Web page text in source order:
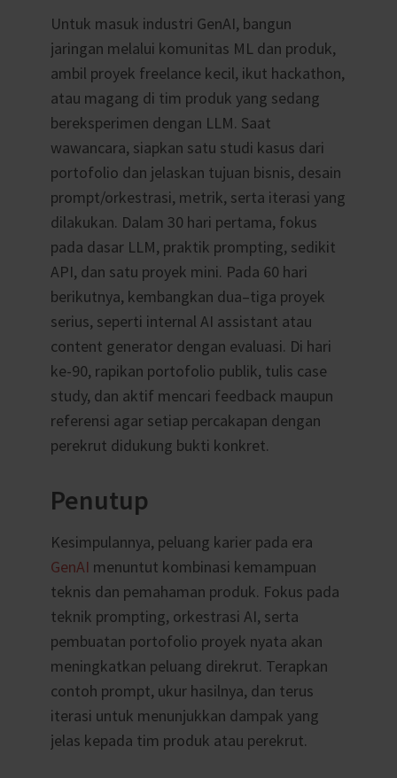
Untuk masuk industri GenAI, bangun
jaringan melalui komunitas ML dan produk,
ambil proyek freelance kecil, ikut hackathon,
atau magang di tim produk yang sedang
bereksperimen dengan LLM. Saat
wawancara, siapkan satu studi kasus dari
portofolio dan jelaskan tujuan bisnis, desain
prompt/orkestrasi, metrik, serta iterasi yang
dilakukan. Dalam 30 hari pertama, fokus
pada dasar LLM, praktik prompting, sedikit
API, dan satu proyek mini. Pada 60 hari
berikutnya, kembangkan dua–tiga proyek
serius, seperti internal AI assistant atau
content generator dengan evaluasi. Di hari
ke-90, rapikan portofolio publik, tulis case
study, dan aktif mencari feedback maupun
referensi agar setiap percakapan dengan
perekrut didukung bukti konkret.
Penutup
Kesimpulannya, peluang karier pada era
GenAI menuntut kombinasi kemampuan
teknis dan pemahaman produk. Fokus pada
teknik prompting, orkestrasi AI, serta
pembuatan portofolio proyek nyata akan
meningkatkan peluang direkrut. Terapkan
contoh prompt, ukur hasilnya, dan terus
iterasi untuk menunjukkan dampak yang
jelas kepada tim produk atau perekrut.